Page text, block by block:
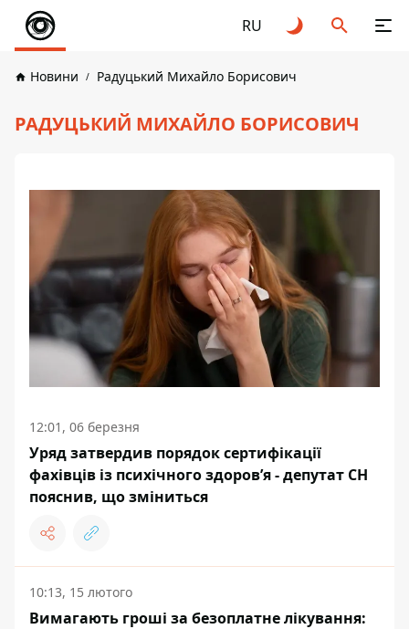
RU
Новини Радуцький Михайло Борисович
РАДУЦЬКИЙ МИХАЙЛО БОРИСОВИЧ
12:01, 06 березня
Уряд затвердив порядок сертифікації
фахівців із психічного здоров’я - депутат СН
пояснив, що зміниться
10:13, 15 лютого
Вимагають гроші за безоплатне лікування: